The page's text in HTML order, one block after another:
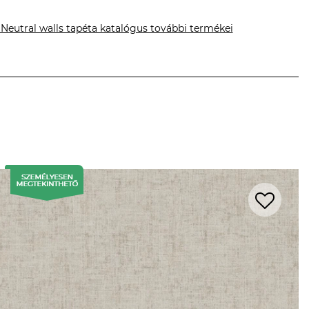
walls tapéta katalógus további termékei